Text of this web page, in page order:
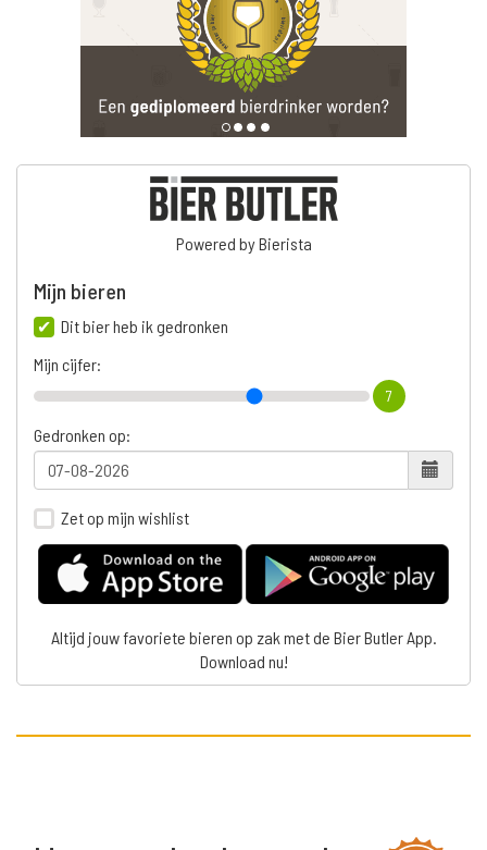
Powered by Bierista
Mijn bieren
Dit bier heb ik gedronken
Mijn cijfer:
7
Gedronken op:
Zet op mijn wishlist
Altijd jouw favoriete bieren op zak met de Bier Butler App.
Download nu!